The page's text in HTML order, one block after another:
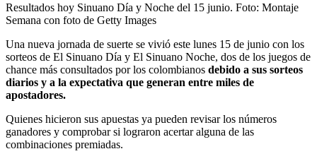
Resultados hoy Sinuano Día y Noche del 15 junio. Foto: Montaje
Semana con foto de Getty Images
Una nueva jornada de suerte se vivió este lunes 15 de junio con los
sorteos de El Sinuano Día y El Sinuano Noche, dos de los juegos de
chance más consultados por los colombianos debido a sus sorteos
diarios y a la expectativa que generan entre miles de
apostadores.
Quienes hicieron sus apuestas ya pueden revisar los números
ganadores y comprobar si lograron acertar alguna de las
combinaciones premiadas.